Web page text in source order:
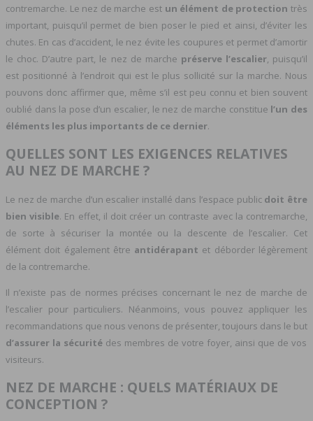
contremarche. Le nez de marche est un élément de protection très
important, puisqu’il permet de bien poser le pied et ainsi, d’éviter les
chutes. En cas d’accident, le nez évite les coupures et permet d’amortir
le choc. D’autre part, le nez de marche préserve l’escalier, puisqu’il
est positionné à l’endroit qui est le plus sollicité sur la marche. Nous
pouvons donc affirmer que, même s’il est peu connu et bien souvent
oublié dans la pose d’un escalier, le nez de marche constitue l’un des
éléments les plus importants de ce dernier.
QUELLES SONT LES EXIGENCES RELATIVES
AU NEZ DE MARCHE ?
Le nez de marche d’un escalier installé dans l’espace public doit être
bien visible. En effet, il doit créer un contraste avec la contremarche,
de sorte à sécuriser la montée ou la descente de l’escalier. Cet
élément doit également être antidérapant et déborder légèrement
de la contremarche.
Il n’existe pas de normes précises concernant le nez de marche de
l’escalier pour particuliers. Néanmoins, vous pouvez appliquer les
recommandations que nous venons de présenter, toujours dans le but
d’assurer la sécurité des membres de votre foyer, ainsi que de vos
visiteurs.
NEZ DE MARCHE : QUELS MATÉRIAUX DE
CONCEPTION ?